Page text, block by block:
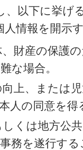
、以下に挙げ
人情報を開示
財産の保護
な場合。
上、または
人の同意を
くは地方公
務を遂行す